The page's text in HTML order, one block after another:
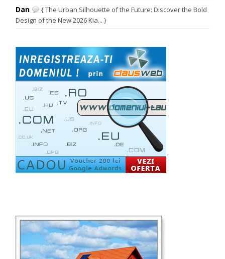
Dan
{ The Urban Silhouette of the Future: Discover the Bold
Design of the New 2026 Kia... }